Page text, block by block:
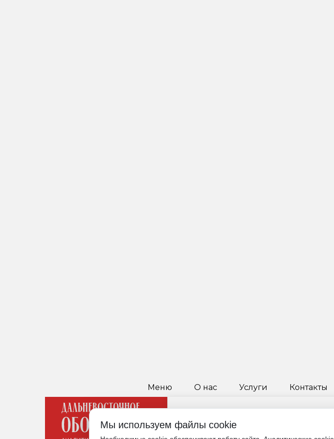
Меню О нас Услуги Контакты
Мы используем файлы cookie